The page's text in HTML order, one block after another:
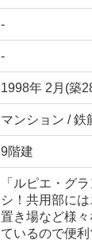
-
-
1998年 2月(築
マンション / 鉄
9階建
「ルピエ・グ
シ！共用部に
置き場など様
ているので便